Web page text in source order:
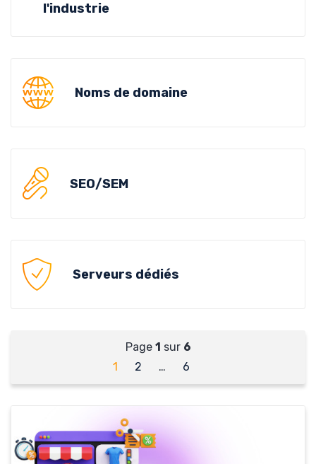
l'industrie
Noms de domaine
SEO/SEM
Serveurs dédiés
Page 1 sur 6
1
2 … 6